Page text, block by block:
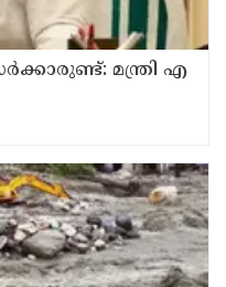
മന്ത്രി എ